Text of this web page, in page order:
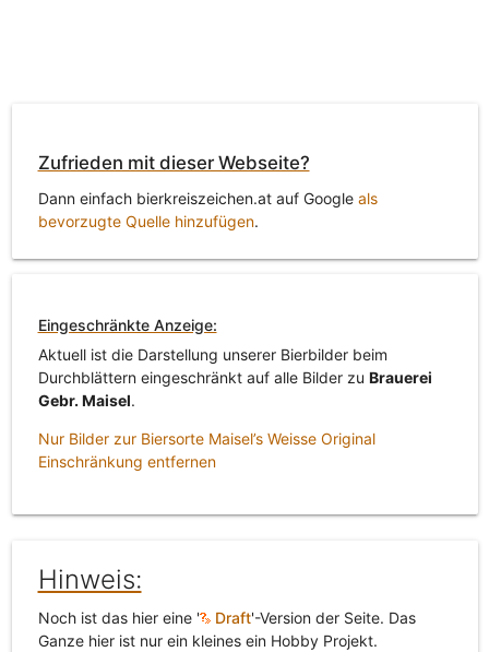
Zufrieden mit dieser Webseite?
Dann einfach bierkreiszeichen.at auf Google als
bevorzugte Quelle hinzufügen.
Eingeschränkte Anzeige:
Aktuell ist die Darstellung unserer Bierbilder beim
Durchblättern eingeschränkt auf alle Bilder zu Brauerei
Gebr. Maisel.
Nur Bilder zur Biersorte Maisel’s Weisse Original
Einschränkung entfernen
Hinweis:
Noch ist das hier eine ' Draft'-Version der Seite. Das
Ganze hier ist nur ein kleines ein Hobby Projekt.